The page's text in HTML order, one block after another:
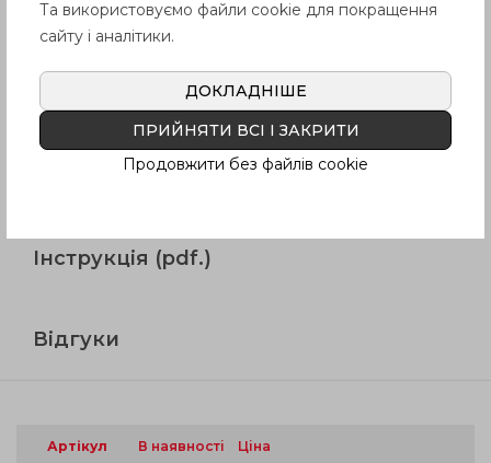
Продукція
Питання про продукцію
Інструкція (pdf.)
Відгуки
Артікул В наявності Ціна
Та використовуємо файли cookie для покращення
сайту і аналітики.
ДОКЛАДНІШЕ
ПРИЙНЯТИ ВСІ І ЗАКРИТИ
Продовжити без файлів cookie